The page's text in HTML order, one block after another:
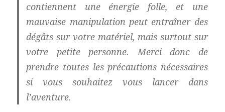
contiennent une énergie folle, et une
mauvaise manipulation peut entraîner des
dégâts sur votre matériel, mais surtout sur
votre petite personne. Merci donc de
prendre toutes les précautions nécessaires
si vous souhaitez vous lancer dans
l’aventure.